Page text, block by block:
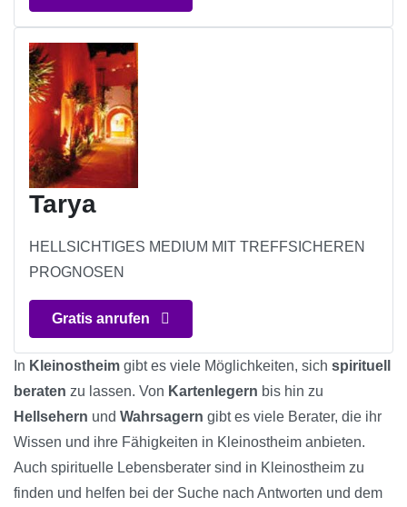
Tarya
HELLSICHTIGES MEDIUM MIT TREFFSICHEREN
PROGNOSEN
Gratis anrufen
In Kleinostheim gibt es viele Möglichkeiten, sich spirituell
beraten zu lassen. Von Kartenlegern bis hin zu
Hellsehern und Wahrsagern gibt es viele Berater, die ihr
Wissen und ihre Fähigkeiten in Kleinostheim anbieten.
Auch spirituelle Lebensberater sind in Kleinostheim zu
finden und helfen bei der Suche nach Antworten und dem